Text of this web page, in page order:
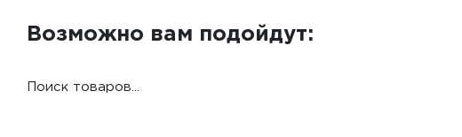
Возможно вам подойдут:
Поиск товаров...